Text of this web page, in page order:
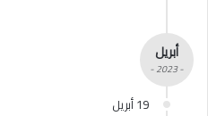
أبريل
- 2023 -
19 أبريل